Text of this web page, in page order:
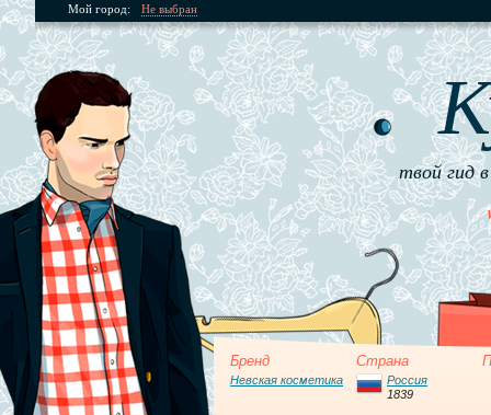
Мой город: Не выбран
твой гид
Бренд Страна
Невская косметика
Россия
1839